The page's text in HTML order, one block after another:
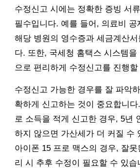
수정신고 시에는 정확한 증빙 서
필수입니다. 예를 들어, 의료비 공
해당 병원의 영수증과 세금계산
다. 또한, 국세청 홈택스 시스템을
으로 편리하게 수정신고를 진행
수정신고 가능한 경우를 잘 파악
확하게 신고하는 것이 중요합니
로 소득을 적게 신고한 경우, 5년
하지 않으면 가산세가 더 커질 수
아이폰 15 프로 맥스의 경우, 잘못
리 시 추후 수정이 필요할 수 있습